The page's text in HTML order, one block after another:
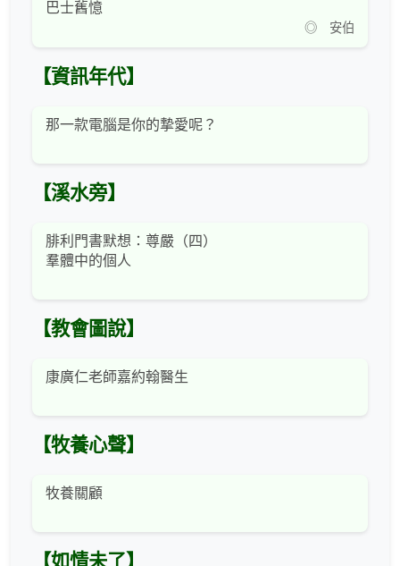
巴士舊憶
◎ 安伯
【資訊年代】
那一款電腦是你的摯愛呢？
【溪水旁】
腓利門書默想：尊嚴（四）
羣體中的個人
【教會圖說】
康廣仁老師嘉約翰醫生
【牧養心聲】
牧養關顧
【如情未了】